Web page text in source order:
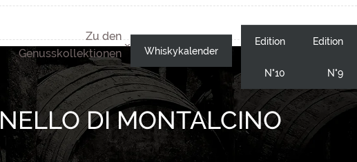
Zu den
Genusskollektionen
Whiskykalender
Edition
N°10
Edition
N°9
DI MONTALCINO